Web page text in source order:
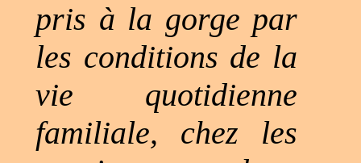
pris à la gorge par
les conditions de la
vie quotidienne
familiale, chez les